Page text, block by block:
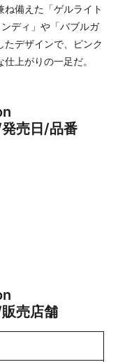
備えた「ゲルライト
ディ」や「バブルガ
たデザインで、ピンク
上がりの一足だ。
売日/品番
売店舗